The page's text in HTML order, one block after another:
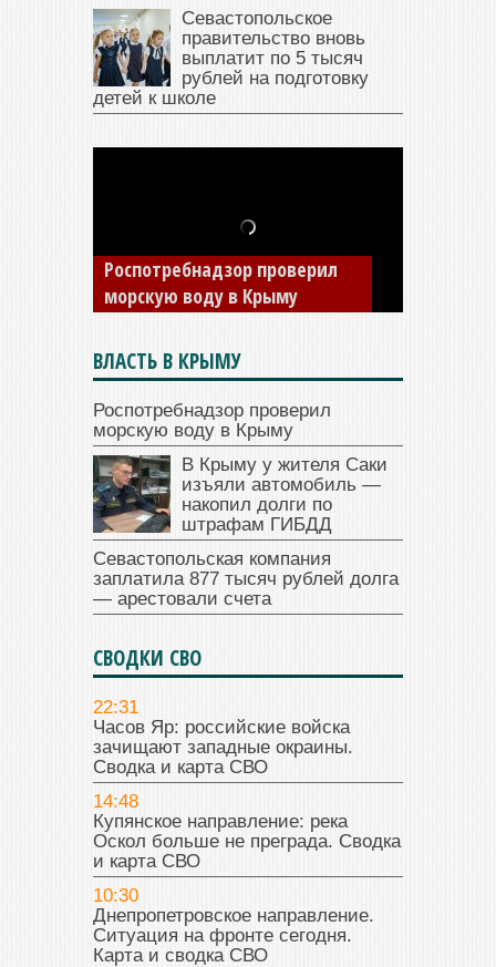
Севастопольское
правительство вновь
выплатит по 5 тысяч
рублей на подготовку
детей к школе
Роспотребнадзор проверил
морскую воду в Крыму
В Крыму у жителя Саки
изъяли автомобиль —
накопил долги по штрафам
ГИБДД
ВЛАСТЬ В КРЫМУ
Роспотребнадзор проверил
морскую воду в Крыму
В Крыму у жителя Саки
изъяли автомобиль —
накопил долги по
штрафам ГИБДД
Севастопольская компания
заплатила 877 тысяч рублей долга
— арестовали счета
СВОДКИ СВО
22:31
Часов Яр: российские войска
зачищают западные окраины.
Сводка и карта СВО
14:48
Купянское направление: река
Оскол больше не преграда. Сводка
и карта СВО
10:30
Днепропетровское направление.
Ситуация на фронте сегодня.
Карта и сводка СВО